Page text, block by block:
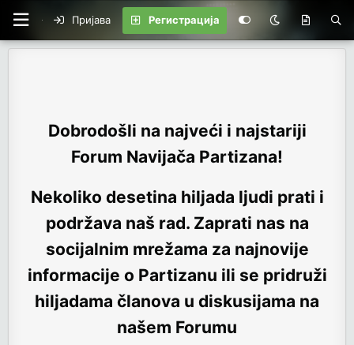
Пријава Регистрација
Dobrodošli na najveći i najstariji
Forum Navijača Partizana!
Nekoliko desetina hiljada ljudi prati i
podržava naš rad. Zaprati nas na
socijalnim mrežama za najnovije
informacije o Partizanu ili se pridruži
hiljadama članova u diskusijama na
našem Forumu